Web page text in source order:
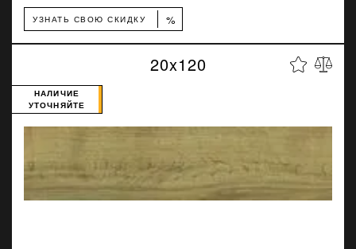
УЗНАТЬ СВОЮ СКИДКУ %
20x120
НАЛИЧИЕ
УТОЧНЯЙТЕ